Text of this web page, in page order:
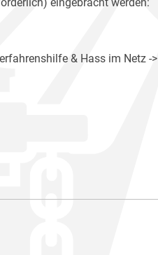
& Hass im Netz ->